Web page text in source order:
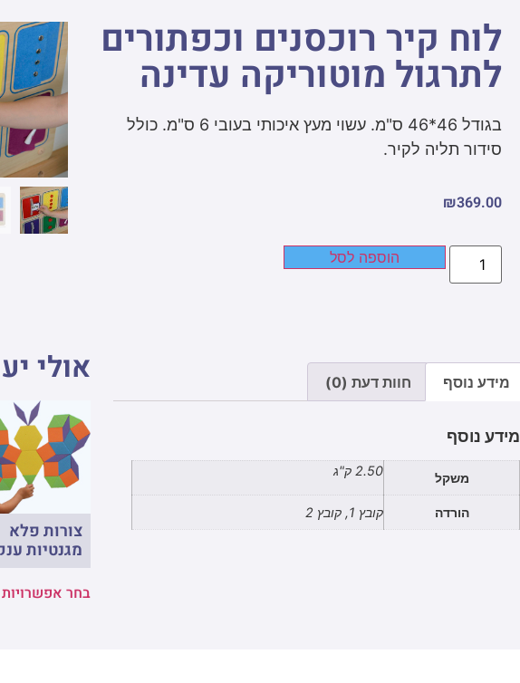
לוח קיר רוכסנים וכפתורים
לתרגול מוטוריקה עדינה
בגודל 46*46 ס"מ. עשוי מעץ איכותי בעובי 6 ס"מ. כולל
סידור תליה לקיר.
₪369.00
הוספה לסל
מידע נוסף חוות דעת (0)
מידע נוסף
משקל 2.50 ק"ג
הורדה קובץ 1, קובץ 2
אולי
צורות פלא
מגנטיות
בחר אפשרויות